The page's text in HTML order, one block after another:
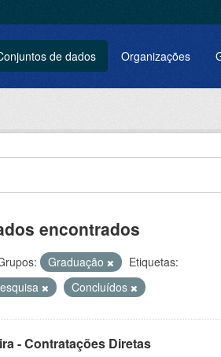
de dados Organizações
encontrados
Graduação
Etiquetas:
Concluídos
- Contratações Diretas